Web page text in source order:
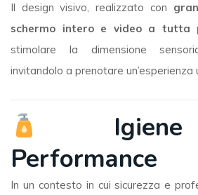
Il design visivo, realizzato con
schermo intero e video a tutta
stimolare la dimensione
invitandolo a prenotare un’esperienza
Performance
In un contesto in cui sicurezza e